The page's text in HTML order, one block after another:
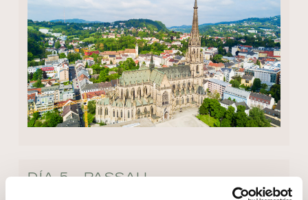
DÍA 5 - PASSAU